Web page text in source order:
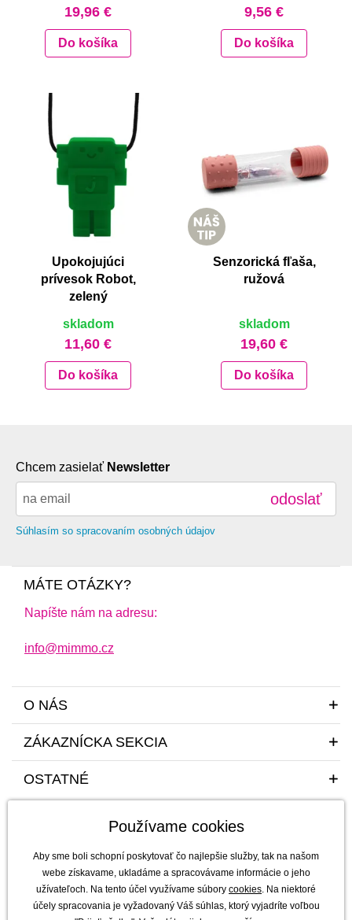
19,96 €
Do košíka
9,56 €
Do košíka
Upokojujúci
prívesok Robot,
zelený
skladom
11,60 €
Do košíka
Senzorická fľaša,
ružová
skladom
19,60 €
Do košíka
Chcem zasielať Newsletter
odoslať
Súhlasím so spracovaním osobných údajov
MÁTE OTÁZKY?
Napíšte nám na adresu:
info@mimmo.cz
O NÁS
ZÁKAZNÍCKA SEKCIA
OSTATNÉ
Sme tu pre vás a vaše deti s radosťou a mim(m)oriadnou starostlivosťou od
Používame cookies
Aby sme boli schopní poskytovať čo najlepšie služby, tak na našom
webe získavame, ukladáme a spracovávame informácie o jeho
užívateľoch. Na tento účel využívame súbory cookies. Na niektoré
účely spracovania je vyžadovaný Váš súhlas, ktorý vyjadríte voľbou